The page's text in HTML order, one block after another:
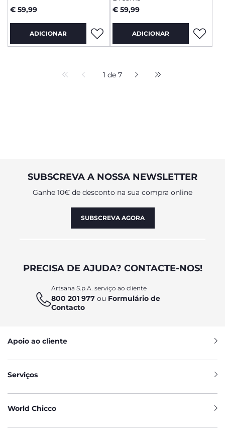
€ 59,99
ADICIONAR
€ 59,99
ADICIONAR
1 de 7
SUBSCREVA A NOSSA NEWSLETTER
Ganhe 10€ de desconto na sua compra online
SUBSCREVA AGORA
PRECISA DE AJUDA? CONTACTE-NOS!
Artsana S.p.A. serviço ao cliente
800 201 977 ou Formulário de
Contacto
Apoio ao cliente
Serviços
World Chicco